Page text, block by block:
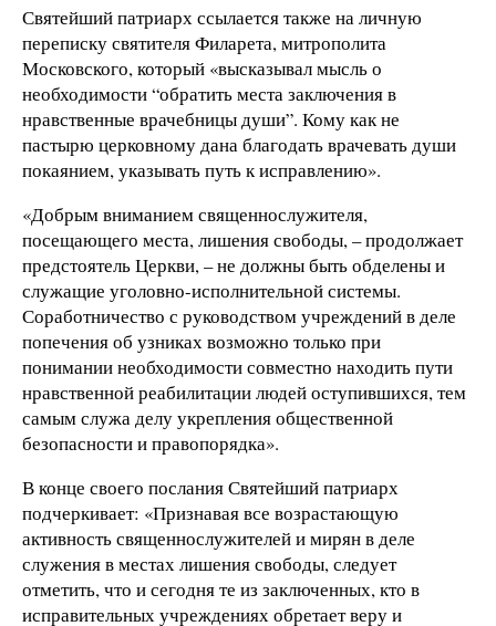
Святейший патриарх ссылается также на личную
переписку святителя Филарета, митрополита
Московского, который «высказывал мысль о
необходимости “обратить места заключения в
нравственные врачебницы души”. Кому как не
пастырю церковному дана благодать врачевать души
покаянием, указывать путь к исправлению».
«Добрым вниманием священнослужителя,
посещающего места, лишения свободы, – продолжает
предстоятель Церкви, – не должны быть обделены и
служащие уголовно-исполнительной системы.
Соработничество с руководством учреждений в деле
попечения об узниках возможно только при
понимании необходимости совместно находить пути
нравственной реабилитации людей оступившихся, тем
самым служа делу укрепления общественной
безопасности и правопорядка».
В конце своего послания Святейший патриарх
подчеркивает: «Признавая все возрастающую
активность священнослужителей и мирян в деле
служения в местах лишения свободы, следует
отметить, что и сегодня те из заключенных, кто в
исправительных учреждениях обретает веру и